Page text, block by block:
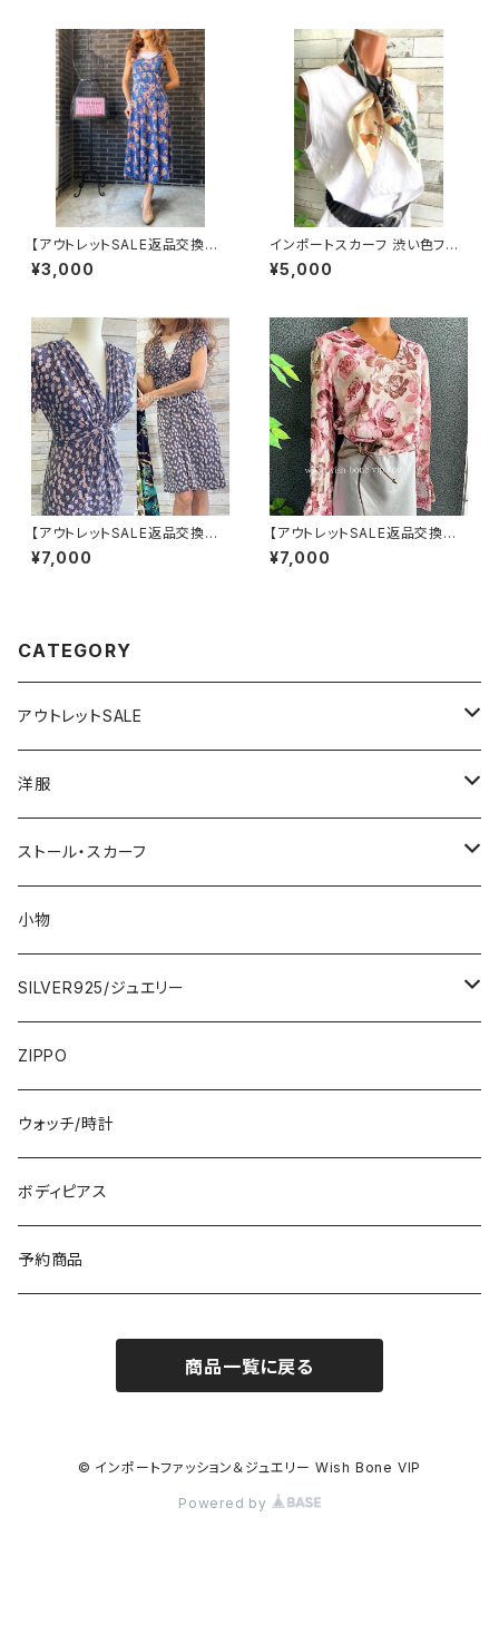
(M)(L)(XL)
【アウトレットSALE返品交換不
可8/20まで】フランス製インポ
ート・ロング丈マキシワンピース
¥3,000
インポートスカーフ 渋い色フラ
ワー小さめスカーフ ツヤスカー
フ・バッグスカーフ/カーキフラワ
¥5,000
【アウトレットSALE返品交換不
可フランス製インポートワンピー
ス｜FIFILLES de PARIS フィ
¥7,000
【アウトレットSALE返品交換不
可8/20まで】イタリア製トップス
｜ Made in ITALY｜フリル長
¥7,000
CATEGORY
アウトレットSALE
1000円
2000円
3000円
5000円
7000円
洋服
インポートワンピース
ロング・マキシ
ひざ・ミディ
トップス・カーディガン・アウター
カーディガン
イタリア製ジャケット
スカート・パンツ
ストール・スカーフ
大判ストール・ロングスカーフ
小さめスカーフ
コットンストール・スカーフ
冬物・マフラー
小物
SILVER925/ジュエリー
指輪・リング
ネックレス・ペンダントトップ
ピアス・イヤリング
ブレスレット・バングル
ZIPPO
ウォッチ/時計
ボディピアス
予約商品
商品一覧に戻る
© インポートファッション＆ジュエリー Wish Bone VIP
Powered by